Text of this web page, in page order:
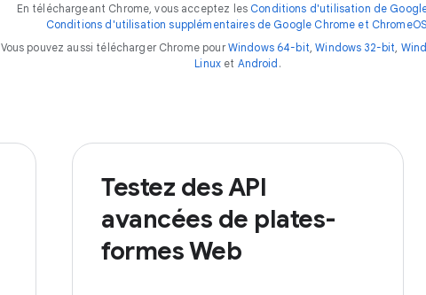
En téléchargeant Chrome, vous acceptez les Conditions d'utilisation de
Conditions d'utilisation supplémentaires de Google Chrome et ChromeOS
Vous pouvez aussi télécharger Chrome pourWindows 64-bit,Windows 32-bit,
Linuxet Android .
Testez des API
avancées de plates-
formes Web